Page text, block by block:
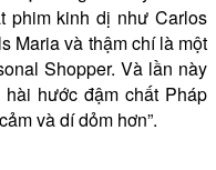
phim kinh dị như Carlos
Maria và thậm chí là một
Shopper. Và lần này
hước đậm chất Pháp
và dí dỏm hơn”.